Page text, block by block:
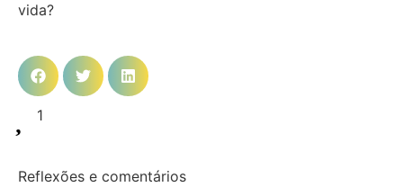
vida?
1
Reflexões e comentários